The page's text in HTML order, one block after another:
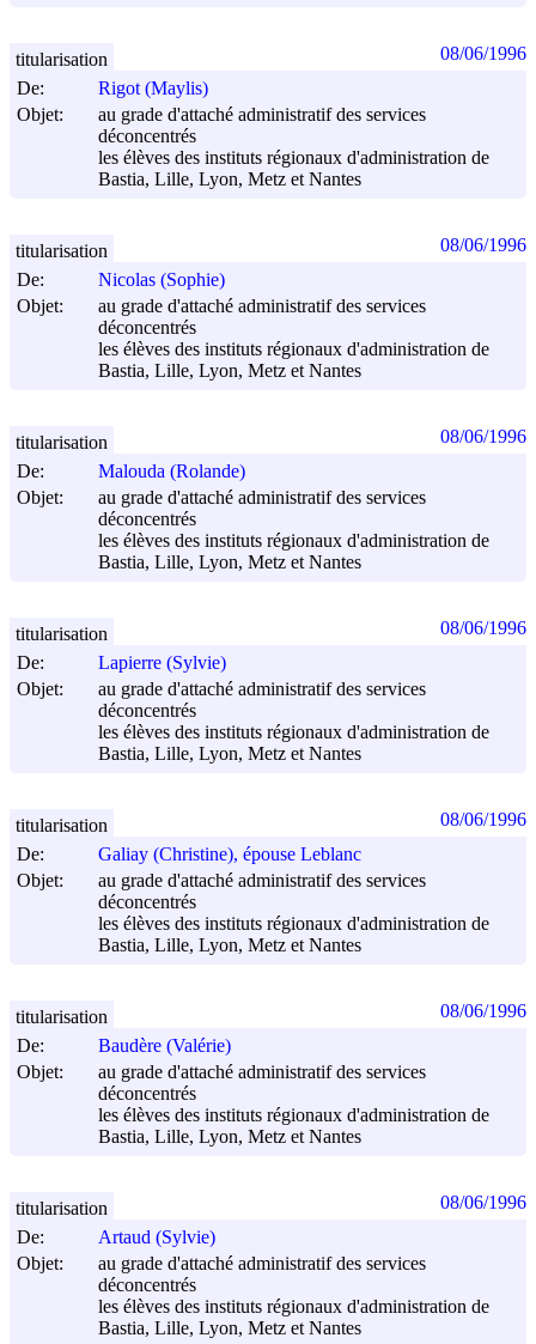
De:
Rigot (Maylis)
Objet:
au grade d'attaché administratif des services
déconcentrés
les élèves des instituts régionaux d'administration de
Bastia, Lille, Lyon, Metz et Nantes
titularisation 08/06/1996
De:
Nicolas (Sophie)
Objet:
au grade d'attaché administratif des services
déconcentrés
les élèves des instituts régionaux d'administration de
Bastia, Lille, Lyon, Metz et Nantes
titularisation 08/06/1996
De:
Malouda (Rolande)
Objet:
au grade d'attaché administratif des services
déconcentrés
les élèves des instituts régionaux d'administration de
Bastia, Lille, Lyon, Metz et Nantes
titularisation 08/06/1996
De:
Lapierre (Sylvie)
Objet:
au grade d'attaché administratif des services
déconcentrés
les élèves des instituts régionaux d'administration de
Bastia, Lille, Lyon, Metz et Nantes
titularisation 08/06/1996
De:
Galiay (Christine), épouse Leblanc
Objet:
au grade d'attaché administratif des services
déconcentrés
les élèves des instituts régionaux d'administration de
Bastia, Lille, Lyon, Metz et Nantes
titularisation 08/06/1996
De:
Baudère (Valérie)
Objet:
au grade d'attaché administratif des services
déconcentrés
les élèves des instituts régionaux d'administration de
Bastia, Lille, Lyon, Metz et Nantes
titularisation 08/06/1996
De:
Artaud (Sylvie)
Objet:
au grade d'attaché administratif des services
déconcentrés
les élèves des instituts régionaux d'administration de
Bastia, Lille, Lyon, Metz et Nantes
titularisation 08/06/1996